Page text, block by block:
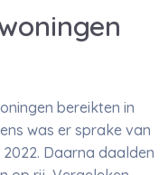
bereikten in
was er sprake van
Daarna daalden